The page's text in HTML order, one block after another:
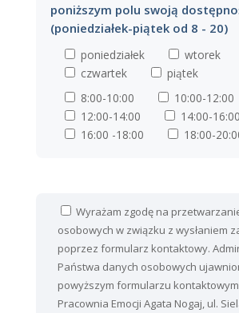
poniższym polu swoją
(poniedziałek-piątek od 8 - 20)
poniedziałek wtorek
czwartek
piątek
8:00-10:00
10:00-12:00
12:00-14:00
14:00-16:00
16:00 -18:00
18:00-
Wyrażam zgodę na
osobowych w związku z wysłaniem
poprzez formularz kontaktowy.
Państwa danych osobowych
powyższym formularzu
Pracownia Emocji Agata Nogaj, ul.